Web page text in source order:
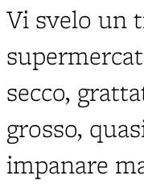
Vi svelo un
secco,
grosso,
impanare